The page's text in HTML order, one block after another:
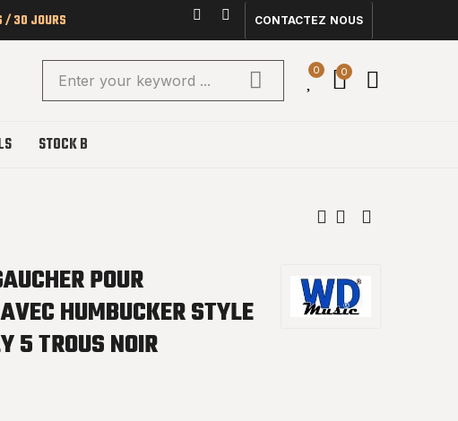
/ 30 JOURS CONTACTEZ NOUS
0 0
STOCK B
POUR
HUMBUCKER STYLE
5 TROUS NOIR